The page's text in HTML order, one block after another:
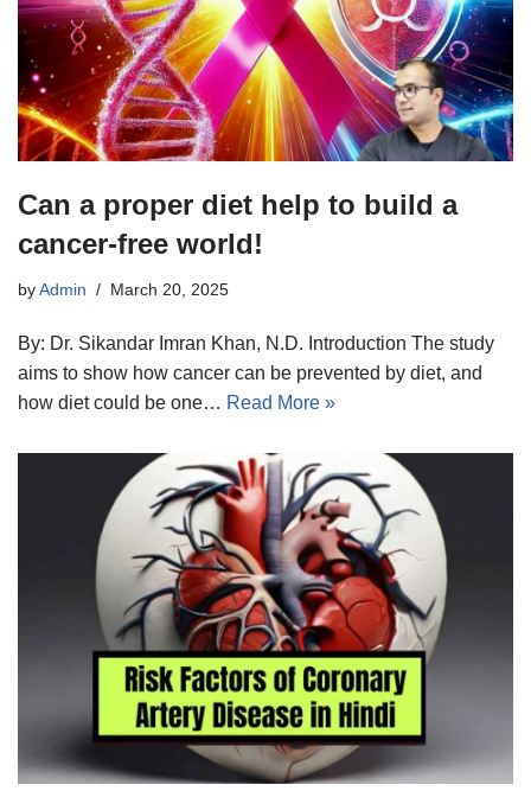
Can a proper diet help to build a
cancer-free world!
byAdmin March 20, 2025
By: Dr. Sikandar Imran Khan, N.D. Introduction The study
aims to show how cancer can be prevented by diet, and
how diet could be one… Read More »